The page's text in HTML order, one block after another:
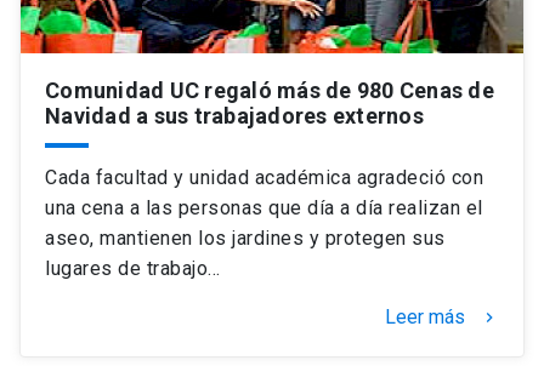
Comunidad UC regaló más de 980 Cenas de
Navidad a sus trabajadores externos
Cada facultad y unidad académica agradeció con
una cena a las personas que día a día realizan el
aseo, mantienen los jardines y protegen sus
lugares de trabajo…
Leer más keyboard_arrow_right